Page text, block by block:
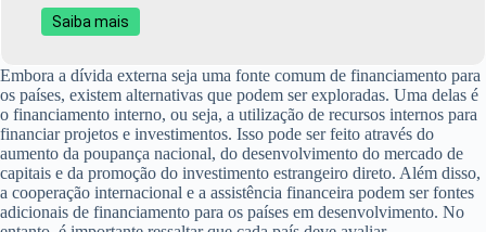
Saiba mais
Embora a dívida externa seja uma fonte comum de financiamento para
os países, existem alternativas que podem ser exploradas. Uma delas é
o financiamento interno, ou seja, a utilização de recursos internos para
financiar projetos e investimentos. Isso pode ser feito através do
aumento da poupança nacional, do desenvolvimento do mercado de
capitais e da promoção do investimento estrangeiro direto. Além disso,
a cooperação internacional e a assistência financeira podem ser fontes
adicionais de financiamento para os países em desenvolvimento. No